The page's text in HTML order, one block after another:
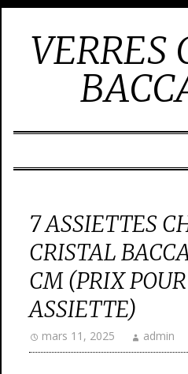
VERRES
7 ASSIETTES
CRISTAL
CM (PRIX
ASSIETTE)
mars 11, 2025 admin